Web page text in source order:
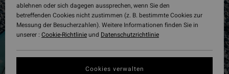
ablehnen oder sich dagegen aussprechen, wenn Sie den
betreffenden Cookies nicht zustimmen (z. B. bestimmte Cookies zur
Messung der Besucherzahlen). Weitere Informationen finden Sie in
unserer : Cookie-Richtlinieund Datenschutzrichtlinie
Cookies verwalten